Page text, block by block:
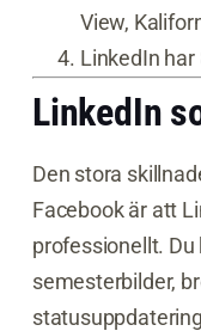
View,
LinkedIn
LinkedIn
Den stora
Facebook är att
professionellt.
semesterbilder,